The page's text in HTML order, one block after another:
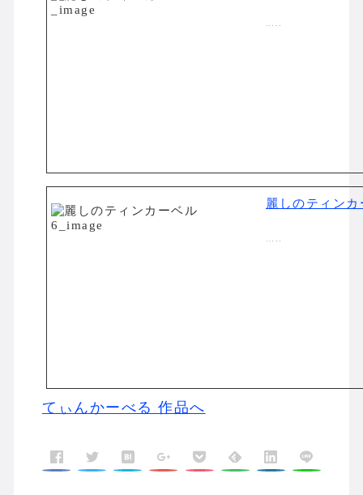
…..
麗しのティン
…..
てぃんかーべる 作品へ